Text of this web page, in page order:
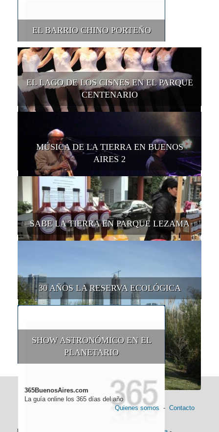
EL BARRIO CHINO PORTEÑO
EL LAGO DE LOS CISNES EN EL PARQUE
CENTENARIO
MÚSICA DE LA TIERRA EN BUENOS
AIRES 2
SABE LA TIERRA EN PARQUE LEZAMA
30 AÑOS LA RESERVA ECOLÓGICA
SHOW ASTRONÓMICO EN EL
PLANETARIO
365BuenosAires.com
La guía online los 365 días del año
Quienes somos - Contacto